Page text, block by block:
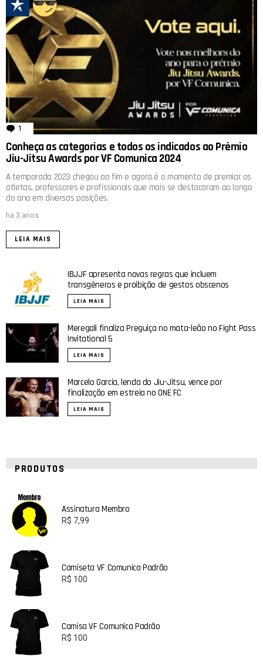
1 comentário
Conheça as categorias e todos os indicados ao Prêmio
Jiu-Jitsu Awards por VF Comunica 2024
A temporada 2023 chegou ao fim e agora é o momento de premiar os
atletas, professores e profissionais que mais se destacaram ao longo
do ano em diversas posições.
há 3 anos
LEIA MAIS
IBJJF apresenta novas regras que incluem
transgêneros e proibição de gestos obscenos
LEIA MAIS
Meregali finaliza Preguiça no mata-leão no Fight Pass
Invitational 5
LEIA MAIS
Marcelo Garcia, lenda do Jiu-Jitsu, vence por
finalização em estreia no ONE FC
LEIA MAIS
PRODUTOS
Assinatura Membro
R$ 7,99
Camiseta VF Comunica Padrão
R$ 100
Camisa VF Comunica Padrão
R$ 100